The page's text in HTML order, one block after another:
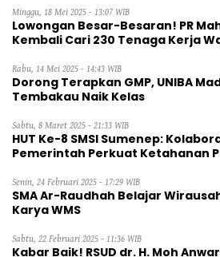
Minggu, 18 Mei 2025 - 13:07 WIB
Lowongan Besar-Besaran! PR
Kembali Cari 230 Tenaga Kerja
Rabu, 14 Mei 2025 - 14:43 WIB
Dorong Terapkan GMP, UNIBA
Tembakau Naik Kelas
Sabtu, 8 Maret 2025 - 21:33 WIB
HUT Ke-8 SMSI Sumenep:
Pemerintah Perkuat Ketahanan
Senin, 24 Februari 2025 - 17:29 WIB
SMA Ar-Raudhah Belajar
Karya WMS
Sabtu, 22 Februari 2025 - 11:36 WIB
Kabar Baik! RSUD dr. H. Moh